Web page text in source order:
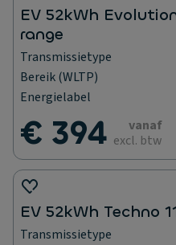
EV 52kWh
range
Transmissietype
Bereik (WLTP)
Energielabel
€ 394
vanaf
excl. btw
EV 52kWh Techno
Transmissietype